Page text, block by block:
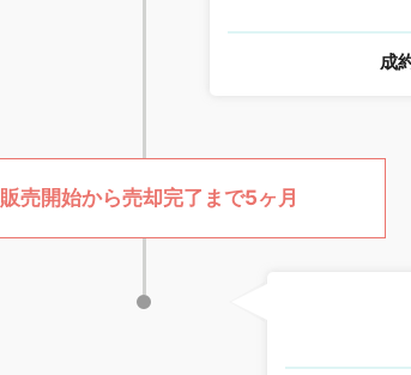
成
販売開始から売却完了まで5ヶ月